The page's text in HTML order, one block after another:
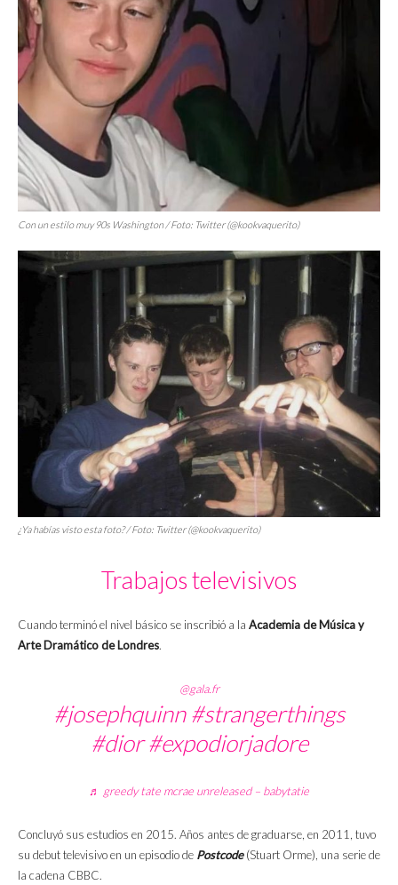
Con un estilo muy90s Washington / Foto: Twitter (@kookvaquerito)
¿Ya habías visto esta foto? / Foto: Twitter (@kookvaquerito)
Trabajos televisivos
Cuando terminó el nivel básico se inscribió a la Academia de Música y
Arte Dramático de Londres.
@gala.fr
#josephquinn #strangerthings
#dior #expodiorjadore
♬ greedy tate mcrae unreleased – babytatie
Concluyó sus estudios en 2015. Años antes de graduarse, en 2011, tuvo
su debut televisivo en un episodio de Postcode(Stuart Orme), una serie de
la cadena CBBC.